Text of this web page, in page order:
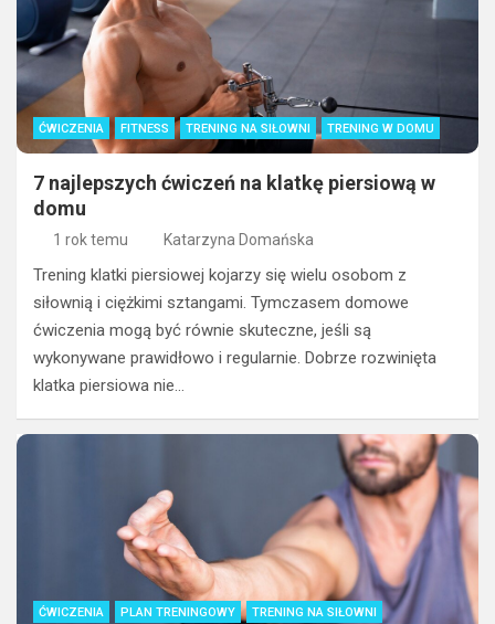
ĆWICZENIA FITNESS TRENING NA SIŁOWNI TRENING W DOMU
7 najlepszych ćwiczeń na klatkę piersiową w
domu
1 rok temu Katarzyna Domańska
Trening klatki piersiowej kojarzy się wielu osobom z
siłownią i ciężkimi sztangami. Tymczasem domowe
ćwiczenia mogą być równie skuteczne, jeśli są
wykonywane prawidłowo i regularnie. Dobrze rozwinięta
klatka piersiowa nie…
ĆWICZENIA PLAN TRENINGOWY
TRENING NA SIŁOWNI